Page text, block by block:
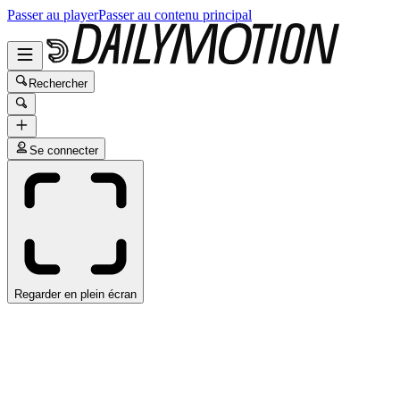
Passer au playerPasser au contenu principal
Rechercher
Se connecter
Regarder en plein écran